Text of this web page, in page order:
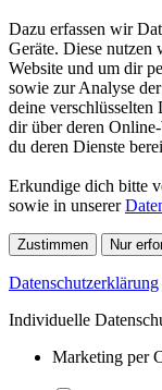
Dazu erfassen wir
Geräte. Diese nutzen
Website und um dir
sowie zur Analyse
deine
dir über deren
du deren Dienste
Erkundige dich bitte
sowie in unserer
Zustimmen Nur
Datenschutzerklärung
Individuelle
Marketing per